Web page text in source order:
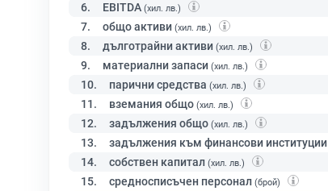
6. EBITDA (хил. лв.)
7. общо активи (хил. лв.)
8. дълготрайни активи (хил. лв.)
9. материални запаси (хил. лв.)
10. парични средства (хил. лв.)
11. вземания общо (хил. лв.)
12. задължения общо (хил. лв.)
13. задължения към финансови институции
14. собствен капитал (хил. лв.)
15. средносписъчен персонал (брой)